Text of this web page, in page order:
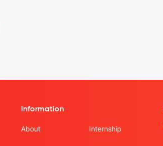
Information
About Internship